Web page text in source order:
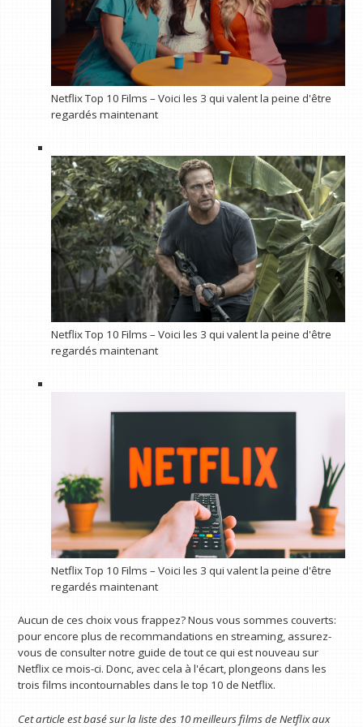
Netflix Top 10 Films – Voici les 3 qui valent la peine d'être
regardés maintenant
Netflix Top 10 Films – Voici les 3 qui valent la peine d'être
regardés maintenant
Netflix Top 10 Films – Voici les 3 qui valent la peine d'être
regardés maintenant
Aucun de ces choix vous frappez? Nous vous sommes couverts:
pour encore plus de recommandations en streaming, assurez-
vous de consulter notre guide de tout ce qui est nouveau sur
Netflix ce mois-ci. Donc, avec cela à l'écart, plongeons dans les
trois films incontournables dans le top 10 de Netflix.
Cet article est basé sur la liste des 10 meilleurs films de Netflix aux